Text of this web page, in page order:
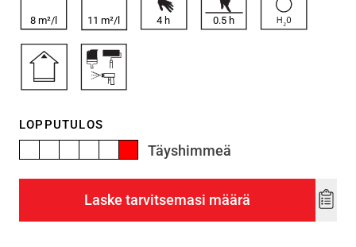
8 m²/l 11 m²/l 4 h 0.5 h
LOPPUTULOS
Täyshimmeä
Laske tarvitsemasi määrä
Add